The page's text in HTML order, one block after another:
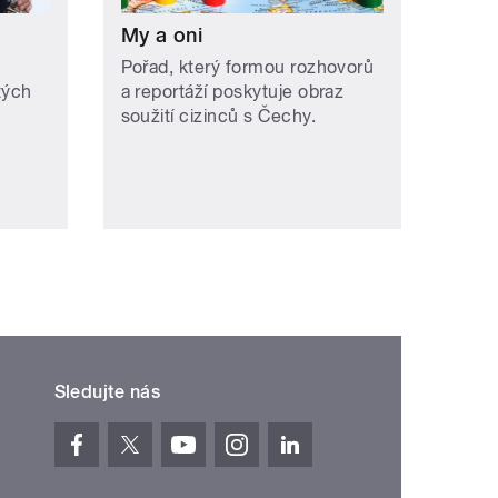
My a oni
Pořad, který formou rozhovorů
a reportáží poskytuje obraz
soužití cizinců s Čechy.
Sledujte nás